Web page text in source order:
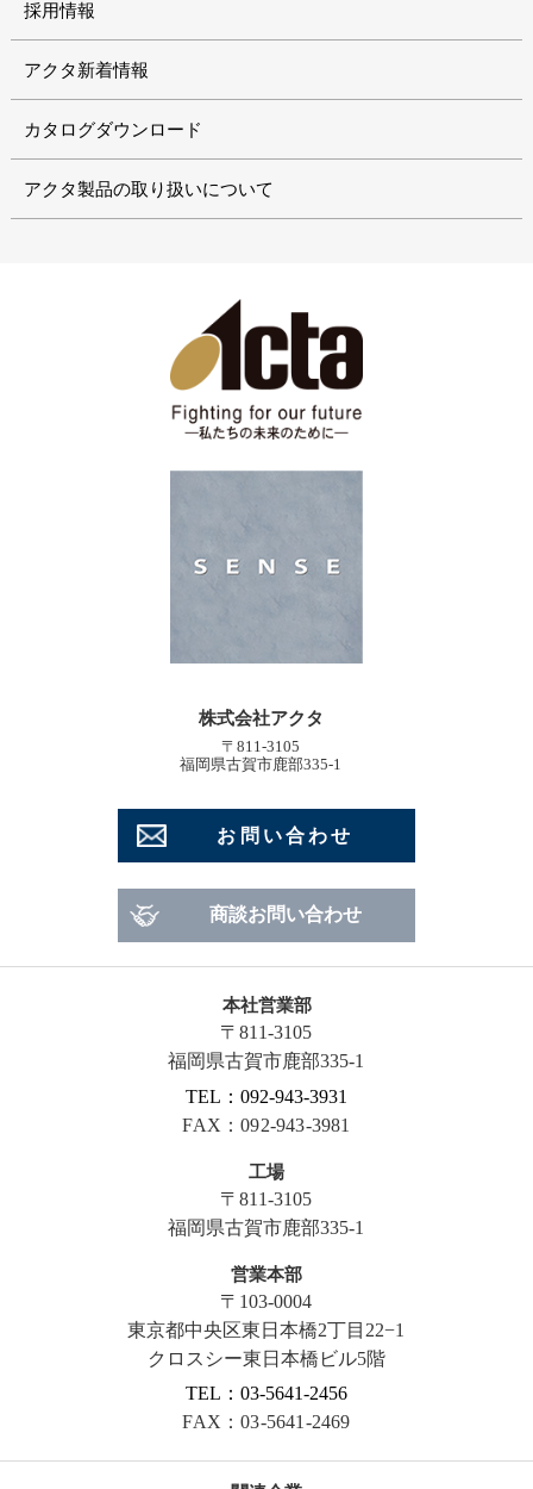
採用情報
アクタ新着情報
カタログダウンロード
アクタ製品の取り扱いについて
株式会社アクタ
〒811-3105
福岡県古賀市鹿部335-1
お問い合わせ
商談お問い合わせ
本社営業部
〒811-3105
福岡県古賀市鹿部335-1
TEL：092-943-3931
FAX：092-943-3981
工場
〒811-3105
福岡県古賀市鹿部335-1
営業本部
〒103-0004
東京都中央区東日本橋2丁目22−1
クロスシー東日本橋ビル5階
TEL：03-5641-2456
FAX：03-5641-2469